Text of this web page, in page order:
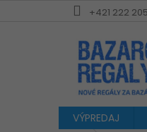
+421 222
VÝPREDAJ